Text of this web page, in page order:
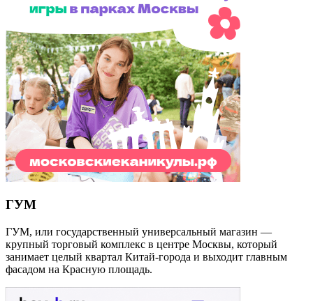
ГУМ
ГУМ, или государственный универсальный магазин —
крупный торговый комплекс в центре Москвы, который
занимает целый квартал Китай-города и выходит главным
фасадом на Красную площадь.